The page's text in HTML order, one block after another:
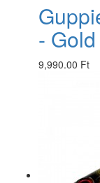
-
9,990.00 Ft